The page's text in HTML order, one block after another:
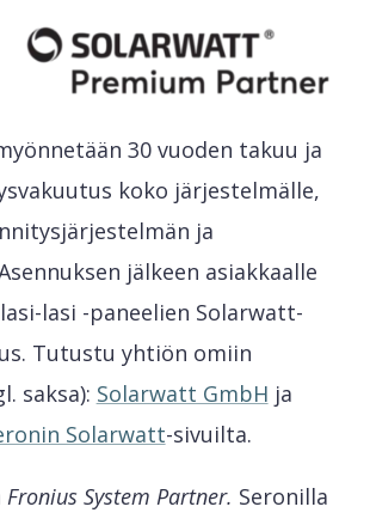
30 vuoden takuu ja
koko järjestelmälle,
ja
jälkeen asiakkaalle
lasi -paneelien Solarwatt-
Tutustu yhtiön omiin
saksa): Solarwatt GmbH ja
Solarwatt-sivuilta.
Fronius System Partner. Seronilla